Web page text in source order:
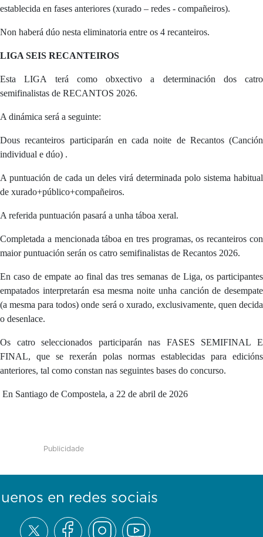
establecida en fases anteriores (xurado – redes - compañeiros).
Non haberá dúo nesta eliminatoria entre os 4 recanteiros.
LIGA SEIS RECANTEIROS
Esta LIGA terá como obxectivo a determinación dos catro
semifinalistas de RECANTOS 2026.
A dinámica será a seguinte:
Dous recanteiros participarán en cada noite de Recantos (Canción
individual e dúo) .
A puntuación de cada un deles virá determinada polo sistema habitual
de xurado+público+compañeiros.
A referida puntuación pasará a unha táboa xeral.
Completada a mencionada táboa en tres programas, os recanteiros con
maior puntuación serán os catro semifinalistas de Recantos 2026.
En caso de empate ao final das tres semanas de Liga, os participantes
empatados interpretarán esa mesma noite unha canción de desempate
(a mesma para todos) onde será o xurado, exclusivamente, quen decida
o desenlace.
Os catro seleccionados participarán nas FASES SEMIFINAL E
FINAL, que se rexerán polas normas establecidas para edicións
anteriores, tal como constan nas seguintes bases do concurso.
En Santiago de Compostela, a 22 de abril de 2026
Publicidade
en redes sociais